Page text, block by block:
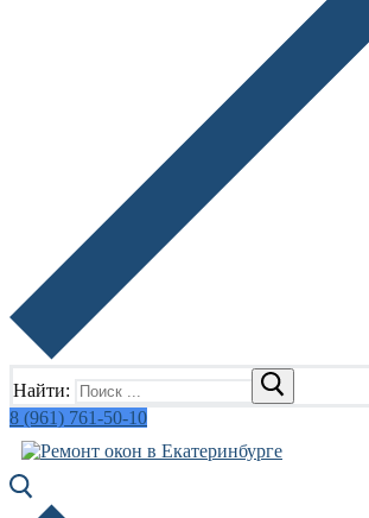
Найти:
8 (961) 761-50-10